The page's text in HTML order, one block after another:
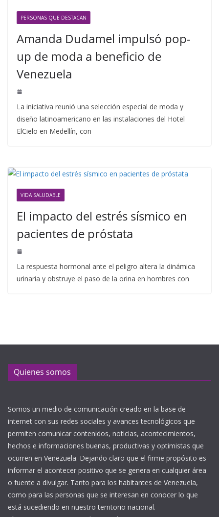
PERSONAS QUE DESTACAN
Amanda Dudamel impulsó pop-
up de moda a beneficio de
Venezuela
La iniciativa reunió una selección especial de moda y
diseño latinoamericano en las instalaciones del Hotel
ElCielo en Medellín, con
VIDA SALUDABLE
El impacto del estrés sísmico en
pacientes de próstata
La respuesta hormonal ante el peligro altera la dinámica
urinaria y obstruye el paso de la orina en hombres con
Quienes somos
Somos un medio de comunicación creado en la base de
internet con sus redes sociales y avances tecnológicos que
permiten comunicar contenidos, noticias, acontecimientos,
hechos e informaciones buenas, productivas y optimistas que
ocurren en Venezuela. Dejando claro que el firme propósito es
informar el acontecer positivo que se genera en cualquier área
o fuente a divulgar. Tanto para los habitantes de Venezuela,
como para las personas que se interesan en conocer lo que
está sucediendo en nuestro territorio nacional.